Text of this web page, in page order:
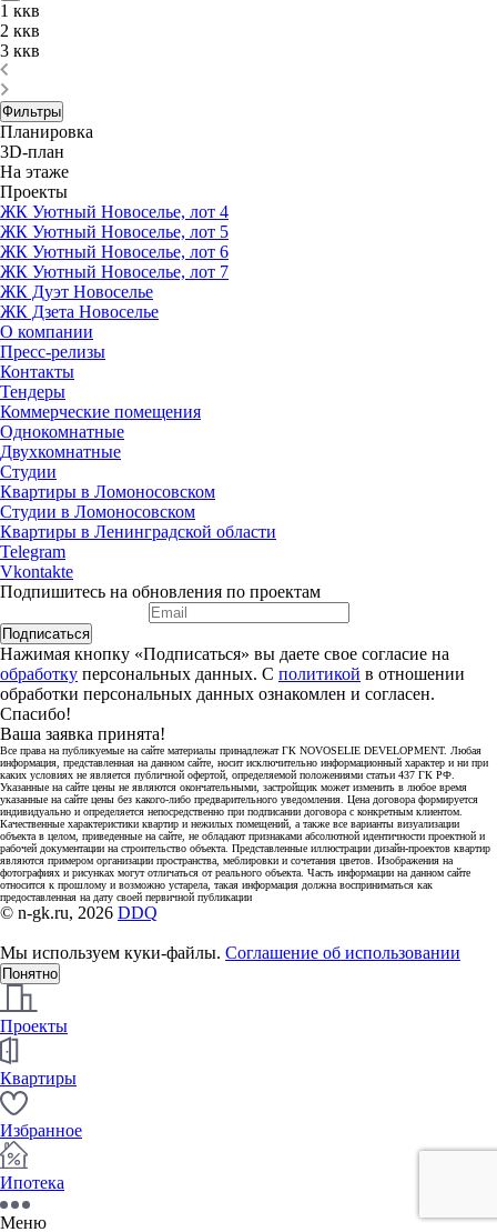
1 ккв
2 ккв
3 ккв
Фильтры
Планировка
3D-план
На этаже
Проекты
ЖК Уютный Новоселье, лот 4
ЖК Уютный Новоселье, лот 5
ЖК Уютный Новоселье, лот 6
ЖК Уютный Новоселье, лот 7
ЖК Дуэт Новоселье
ЖК Дзета Новоселье
О компании
Пресс-релизы
Контакты
Тендеры
Коммерческие помещения
Однокомнатные
Двухкомнатные
Студии
Квартиры в Ломоносовском
Студии в Ломоносовском
Квартиры в Ленинградской области
Telegram
Vkontakte
Подпишитесь на обновления по проектам
Подписаться
Нажимая кнопку «Подписаться» вы даете свое согласие на
обработку персональных данных. С политикой в отношении
обработки персональных данных ознакомлен и согласен.
Спасибо!
Ваша заявка принята!
Все права на публикуемые на сайте материалы принадлежат ГК NOVOSELIE DEVELOPMENT. Любая
информация, представленная на данном сайте, носит исключительно информационный характер и ни при
каких условиях не является публичной офертой, определяемой положениями статьи 437 ГК РФ.
Указанные на сайте цены не являются окончательными, застройщик может изменить в любое время
указанные на сайте цены без какого-либо предварительного уведомления. Цена договора формируется
индивидуально и определяется непосредственно при подписании договора с конкретным клиентом.
Качественные характеристики квартир и нежилых помещений, а также все варианты визуализации
объекта в целом, приведенные на сайте, не обладают признаками абсолютной идентичности проектной и
рабочей документации на строительство объекта. Представленные иллюстрации дизайн-проектов квартир
являются примером организации пространства, меблировки и сочетания цветов. Изображения на
фотографиях и рисунках могут отличаться от реального объекта. Часть информации на данном сайте
относится к прошлому и возможно устарела, такая информация должна восприниматься как
предоставленная на дату своей первичной публикации
© n-gk.ru, 2026 DDQ
Мы используем куки-файлы. Соглашение об использовании
Понятно
Проекты
Квартиры
Избранное
Ипотека
Меню